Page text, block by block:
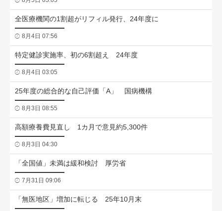
全医療機関の1割超がリフィル発行、24年度に
8月4日 07:56
特定健診実施率、初の6割超え 24年度
8月4日 03:05
25年度の総合的な自己評価「A」 国病機構
8月3日 08:55
高額療養費見直し 1カ月で意見約5,300件
8月3日 04:30
「全国値」未満は緩和検討 厚労省
7月31日 09:06
「無医地区」増加に転じる 25年10月末